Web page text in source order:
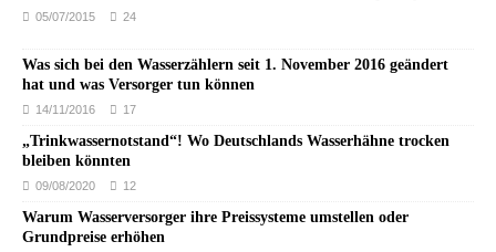
05/07/2015 24
Was sich bei den Wasserzählern seit 1. November 2016 geändert
hat und was Versorger tun können
14/11/2016 17
„Trinkwassernotstand“! Wo Deutschlands Wasserhähne trocken
bleiben könnten
09/08/2020 12
Warum Wasserversorger ihre Preissysteme umstellen oder
Grundpreise erhöhen